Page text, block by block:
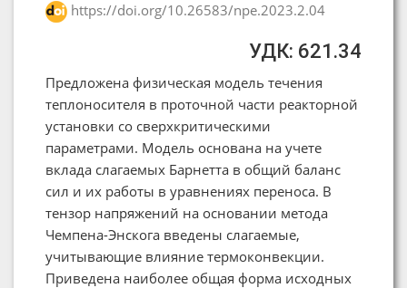
https://doi.org/10.26583/npe.2023.2.04
УДК: 621.34
Предложена физическая модель течения
теплоносителя в проточной части реакторной
установки со сверхкритическими
параметрами. Модель основана на учете
вклада слагаемых Барнетта в общий баланс
сил и их работы в уравнениях переноса. В
тензор напряжений на основании метода
Чемпена-Энскога введены слагаемые,
учитывающие влияние термоконвекции.
Приведена наиболее общая форма исходных